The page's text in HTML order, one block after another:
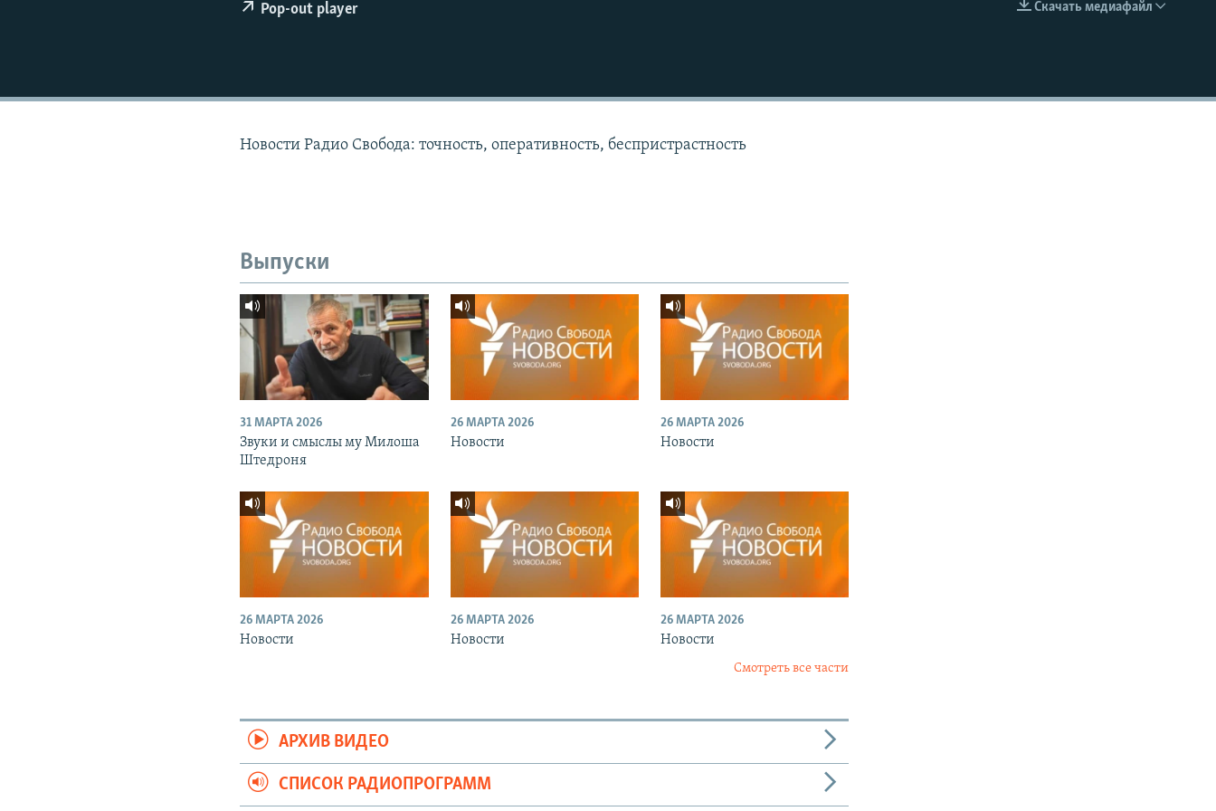
EMBED
Скачать медиафайл
Pop-out player
Новости Радио Свобода: точность, оперативность, беспристрастность
Выпуски
31 МАРТА 2026
Звуки и смыслы му Милоша
Штедроня
26 МАРТА 2026
Новости
26 МАРТА 2026
Новости
26 МАРТА 2026
Новости
26 МАРТА 2026
Новости
26 МАРТА 2026
Новости
Смотреть все части
АРХИВ ВИДЕО
СПИСОК РАДИОПРОГРАММ